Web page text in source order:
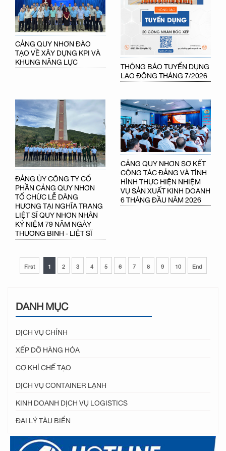
CẢNG QUY NHƠN ĐÀO
TẠO VỀ XÂY DỰNG KPI VÀ
KHUNG NĂNG LỰC THÔNG BÁO TUYỂN DỤNG
LAO ĐỘNG THÁNG 7/2026
ĐẢNG ỦY CÔNG TY CỔ
PHẦN CẢNG QUY NHƠN
TỔ CHỨC LỄ DÂNG
HƯƠNG TẠI NGHĨA TRANG
LIỆT SĨ QUY NHƠN NHÂN
KỶ NIỆM 79 NĂM NGÀY
THƯƠNG BINH - LIỆT SĨ
CẢNG QUY NHƠN SƠ KẾT
CÔNG TÁC ĐẢNG VÀ TÌNH
HÌNH THỰC HIỆN NHIỆM
VỤ SẢN XUẤT KINH DOANH
6 THÁNG ĐẦU NĂM 2026
First 1 2 3 4 5 6 7 8 9 10 End
DANH MỤC
DỊCH VỤ CHÍNH
XẾP DỠ HÀNG HÓA
CƠ KHÍ CHẾ TẠO
DỊCH VỤ CONTAINER LẠNH
KINH DOANH DỊCH VỤ LOGISTICS
ĐẠI LÝ TÀU BIỂN